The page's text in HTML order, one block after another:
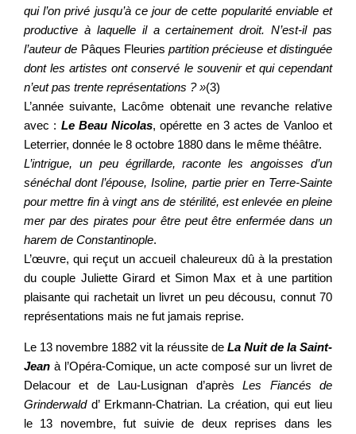
qui l’on privé jusqu’à ce jour de cette popularité enviable et
productive à laquelle il a certainement droit. N’est-il pas
l’auteur de Pâques Fleuries partition précieuse et distinguée
dont les artistes ont conservé le souvenir et qui cependant
n’eut pas trente représentations ? »(3)
L’année suivante, Lacôme obtenait une revanche relative
avec : Le Beau Nicolas, opérette en 3 actes de Vanloo et
Leterrier, donnée le 8 octobre 1880 dans le même théâtre.
L’intrigue, un peu égrillarde, raconte les angoisses d’un
sénéchal dont l’épouse, Isoline, partie prier en Terre-Sainte
pour mettre fin à vingt ans de stérilité, est enlevée en pleine
mer par des pirates pour être peut être enfermée dans un
harem de Constantinople.
L’œuvre, qui reçut un accueil chaleureux dû à la prestation
du couple Juliette Girard et Simon Max et à une partition
plaisante qui rachetait un livret un peu décousu, connut 70
représentations mais ne fut jamais reprise.
Le 13 novembre 1882 vit la réussite de La Nuit de la Saint-
Jean à l’Opéra-Comique, un acte composé sur un livret de
Delacour et de Lau-Lusignan d’aprèsLes Fiancés de
Grinderwaldd’ Erkmann-Chatrian. La création, qui eut lieu
le 13 novembre, fut suivie de deux reprises dans les